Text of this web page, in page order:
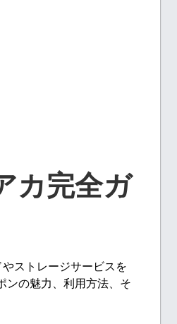
カ完全ガ
ストレージサービスを
ンの魅力、利用方法、そ